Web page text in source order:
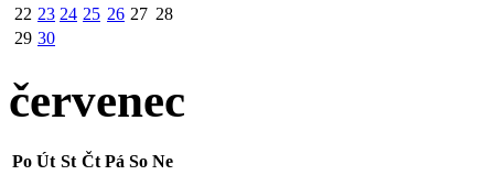
22 23 24 25 26 27 28
29 30
červenec
Po Út St Čt Pá So Ne